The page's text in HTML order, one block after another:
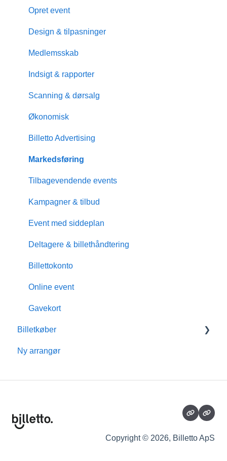
Opret event
Design & tilpasninger
Medlemsskab
Indsigt & rapporter
Scanning & dørsalg
Økonomisk
Billetto Advertising
Markedsføring
Tilbagevendende events
Kampagner & tilbud
Event med siddeplan
Deltagere & billethåndtering
Billettokonto
Online event
Gavekort
Billetkøber
Medlemsskab
Tillægsydelser
Ny arrangør
Copyright © 2026, Billetto ApS